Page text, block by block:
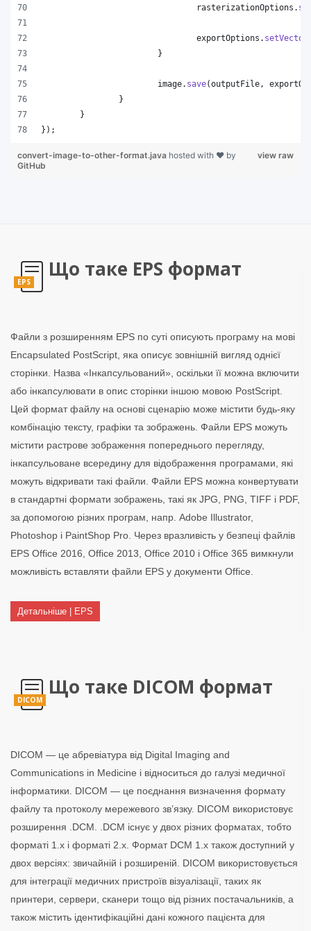
rasterizationOptions .
exportOptions .
			}
image. save(outputFile ,
		}
	}
});
view raw
convert-image-to-other-format.java hosted with ❤ by
GitHub
EPS
Що таке EPS формат
Файли з розширенням EPS по суті описують програму на мові
Encapsulated PostScript, яка описує зовнішній вигляд однієї
сторінки. Назва «Інкапсульований», оскільки її можна включити
або інкапсулювати в опис сторінки іншою мовою PostScript.
Цей формат файлу на основі сценарію може містити будь-яку
комбінацію тексту, графіки та зображень. Файли EPS можуть
містити растрове зображення попереднього перегляду,
інкапсульоване всередину для відображення програмами, які
можуть відкривати такі файли. Файли EPS можна конвертувати
в стандартні формати зображень, такі як JPG, PNG, TIFF і PDF,
за допомогою різних програм, напр. Adobe Illustrator,
Photoshop і PaintShop Pro. Через вразливість у безпеці файлів
EPS Office 2016, Office 2013, Office 2010 і Office 365 вимкнули
можливість вставляти файли EPS у документи Office.
Детальніше | EPS
DICOM
Що таке DICOM формат
DICOM — це абревіатура від Digital Imaging and
Communications in Medicine і відноситься до галузі медичної
інформатики. DICOM — це поєднання визначення формату
файлу та протоколу мережевого зв’язку. DICOM використовує
розширення .DCM. .DCM існує у двох різних форматах, тобто
форматі 1.x і форматі 2.x. Формат DCM 1.x також доступний у
двох версіях: звичайній і розширеній. DICOM використовується
для інтеграції медичних пристроїв візуалізації, таких як
принтери, сервери, сканери тощо від різних постачальників, а
також містить ідентифікаційні дані кожного пацієнта для